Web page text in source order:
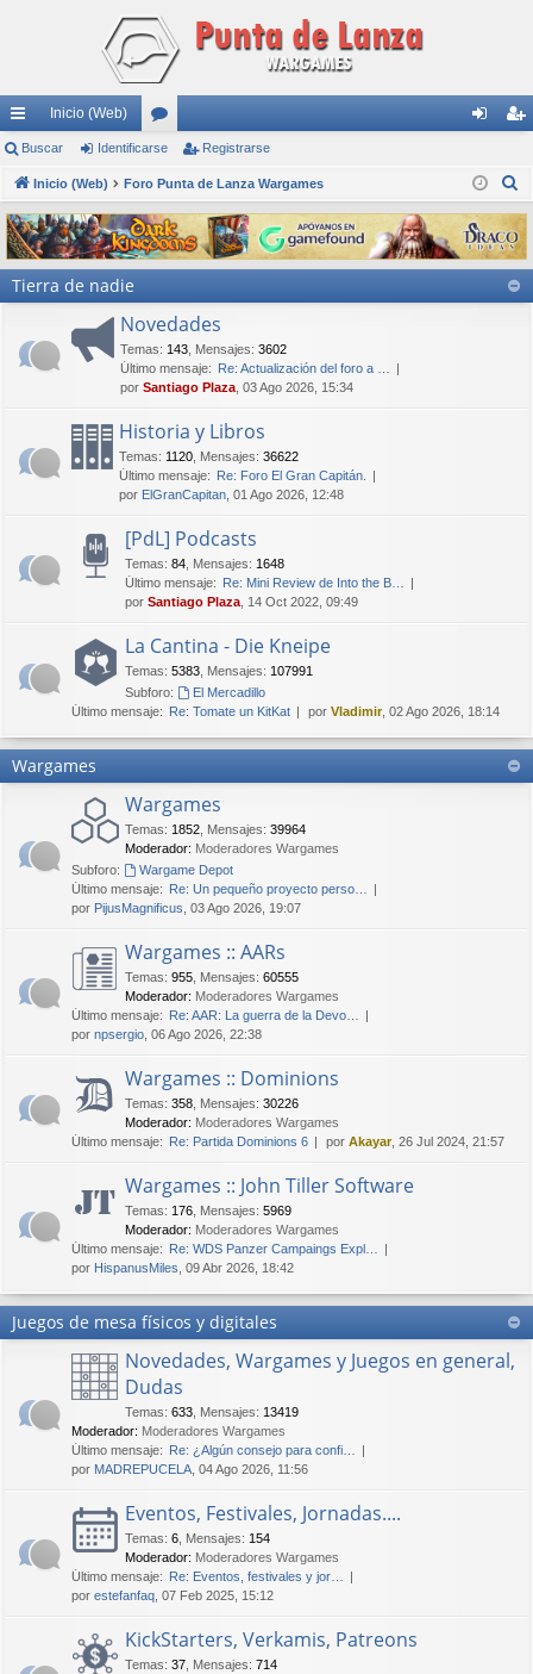
nl
ac
es
rá
pi
Inicio (Web)
or
os nti
fic
ar
ist
ra
rs
e
Buscar Identificarse Registrarse
Inicio (Web) Foro Punta de Lanza Wargames
s
c
Tierra de nadie
Novedades
Temas: 143 Mensajes: 3602
Último mensaje: Re: Actualización del foro a …
por Santiago Plaza , 03 Ago 2026, 15:34
Historia y Libros
Temas: 1120 Mensajes: 36622
Último mensaje: Re: Foro El Gran Capitán.
por ElGranCapitan , 01 Ago 2026, 12:48
[PdL] Podcasts
Temas: 84 Mensajes: 1648
Último mensaje: Re: Mini Review de Into the B…
por Santiago Plaza , 14 Oct 2022, 09:49
La Cantina - Die Kneipe
Temas: 5383 Mensajes: 107991
Subforo:
El Mercadillo
Último mensaje: Re: Tomate un KitKat por Vladimir, 02 Ago 2026, 18:14
Wargames
Wargames
Temas: 1852 Mensajes: 39964
Moderador: Moderadores Wargames
Subforo:
Wargame Depot
Último mensaje: Re: Un pequeño proyecto perso…
por PijusMagnificus , 03 Ago 2026, 19:07
Wargames :: AARs
Temas: 955 Mensajes: 60555
Moderador: Moderadores Wargames
Último mensaje: Re: AAR: La guerra de la Devo…
por npsergio , 06 Ago 2026, 22:38
Wargames :: Dominions
Temas: 358 Mensajes: 30226
Moderador: Moderadores Wargames
Último mensaje: Re: Partida Dominions 6 por Akayar, 26 Jul 2024, 21:57
Wargames :: John Tiller Software
Temas: 176 Mensajes: 5969
Moderador: Moderadores Wargames
Último mensaje: Re: WDS Panzer Campaings Expl…
por HispanusMiles , 09 Abr 2026, 18:42
Juegos de mesa físicos y digitales
Novedades, Wargames y Juegos en general,
Dudas
Temas: 633 Mensajes: 13419
Moderador: Moderadores Wargames
Último mensaje: Re: ¿Algún consejo para confi…
por MADREPUCELA , 04 Ago 2026, 11:56
Eventos, Festivales, Jornadas....
Temas: 6 Mensajes: 154
Moderador: Moderadores Wargames
Último mensaje: Re: Eventos, festivales y jor…
por estefanfaq , 07 Feb 2025, 15:12
KickStarters, Verkamis, Patreons
Temas: 37 Mensajes: 714